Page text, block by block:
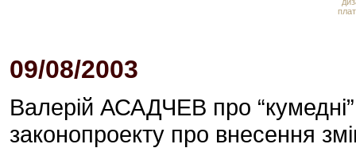
09/08/2003
Валерій АСАДЧЕВ про “кумедні”
законопроекту про внесення